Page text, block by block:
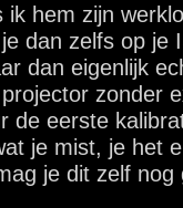
hem zijn
dan zelfs op je
dan eigenlijk
zonder
de eerste
je mist, je het
je dit zelf nog